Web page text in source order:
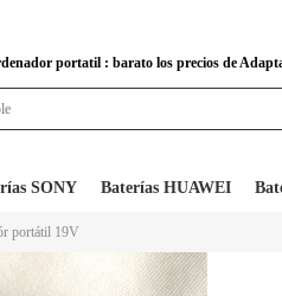
portatil : barato los precios de
SONY Baterías HUAWEI
portátil 19V